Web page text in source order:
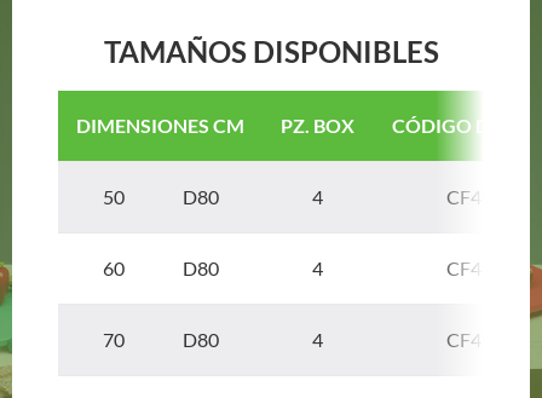
TAMAÑOS DISPONIBLES
DIMENSIONES CM PZ. BOX CÓDIGO DEL
50 D80 4
60 D80 4
70 D80 4